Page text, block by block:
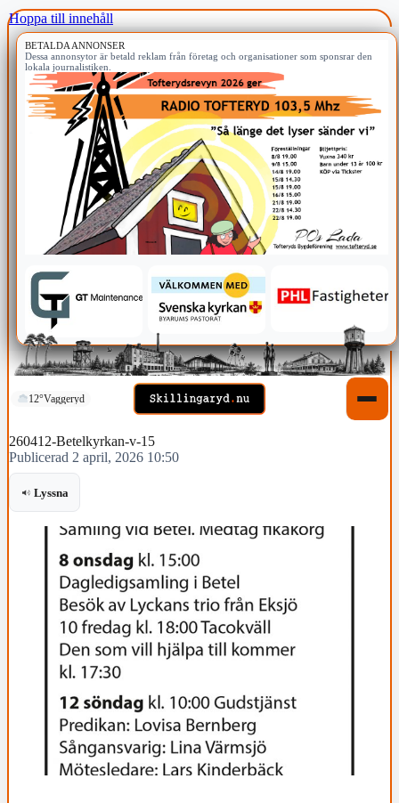
Hoppa till innehåll
BETALDA ANNONSER
Dessa annonsytor är betald reklam från företag och organisationer som sponsrar den
lokala journalistiken.
12°Vaggeryd
260412-Betelkyrkan-v-15
Publicerad 2 april, 2026 10:50
Lyssna